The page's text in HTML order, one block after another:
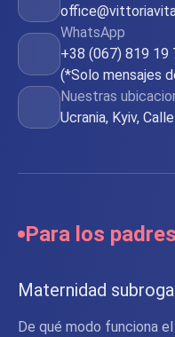
WhatsApp
+38 (067) 819 19
(*Solo mensajes
Nuestras
Ucrania, Kyiv,
Para los padres
Maternidad
De qué modo funciona